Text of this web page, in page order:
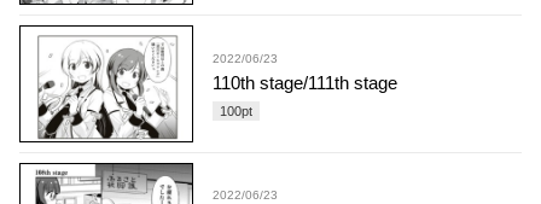
2022/06/23
110th stage/111th stage
100pt
2022/06/23